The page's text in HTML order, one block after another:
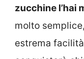
zucchine l’hai
molto
estrema